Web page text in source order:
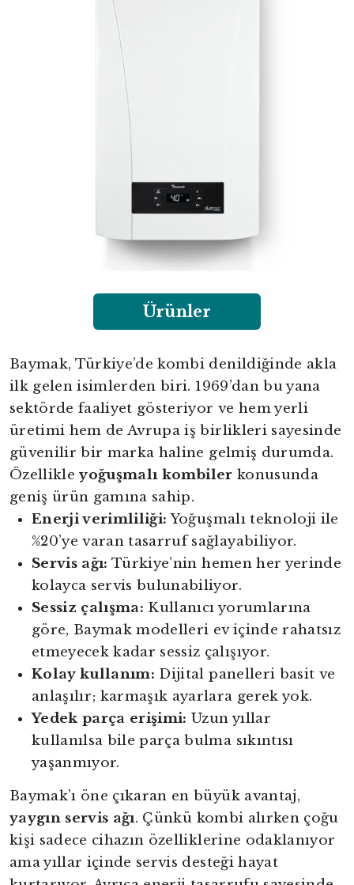
Ürünler
Baymak, Türkiye’de kombi denildiğinde akla
ilk gelen isimlerden biri. 1969’dan bu yana
sektörde faaliyet gösteriyor ve hem yerli
üretimi hem de Avrupa iş birlikleri sayesinde
güvenilir bir marka haline gelmiş durumda.
Özellikleyoğuşmalı kombiler konusunda
geniş ürün gamına sahip.
Enerji verimliliği: Yoğuşmalı teknoloji ile
%20’ye varan tasarruf sağlayabiliyor.
Servis ağı: Türkiye’nin hemen her yerinde
kolayca servis bulunabiliyor.
Sessiz çalışma: Kullanıcı yorumlarına
göre, Baymak modelleri ev içinde rahatsız
etmeyecek kadar sessiz çalışıyor.
Kolay kullanım: Dijital panelleri basit ve
anlaşılır; karmaşık ayarlara gerek yok.
Yedek parça erişimi: Uzun yıllar
kullanılsa bile parça bulma sıkıntısı
yaşanmıyor.
Baymak’ı öne çıkaran en büyük avantaj,
yaygın servis ağı. Çünkü kombi alırken çoğu
kişi sadece cihazın özelliklerine odaklanıyor
ama yıllar içinde servis desteği hayat